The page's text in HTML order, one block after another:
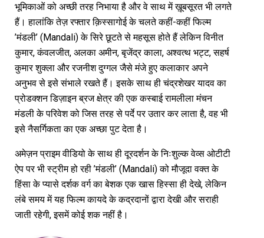
भूमिकाओं को अच्छी तरह निभाया है और वे साथ में ख़ूबसूरत भी लगते
हैं। हालांकि तेज़ रफ्तार क़िस्सागोई के चलते कहीं-कहीं फिल्म
’मंडली’ (Mandali) के सिरे छूटते से महसूस होते हैं लेकिन विनीत
कुमार, कंवलजीत, अलका अमीन, बृजेंद्र काला, अश्वत्थ भट्ट, सहर्ष
कुमार शुक्ला और रजनीश दुग्गल जैसे मंजे हुए कलाकार अपने
अनुभव से इसे संभाले रखते हैं। इसके साथ ही चंद्रशेखर यादव का
प्रोडक्शन डिज़ाइन ब्रज क्षेत्र की एक कस्बाई रामलीला मंचन
मंडली के परिवेश को जिस तरह से पर्दे पर उतार कर लाता है, वह भी
इसे नैसर्गिकता का एक अच्छा पुट देता है।
अमेज़न प्राइम वीडियो के साथ ही दूरदर्शन के निःशुल्क वेव्स ओटीटी
ऐप पर भी स्ट्रीम हो रही ’मंडली’ (Mandali) को मौजूदा वक्त के
हिंसा के प्यासे दर्शक वर्ग का बेशक एक खास हिस्सा ही देखे, लेकिन
लंबे समय में यह फिल्म कायदे के कद्रदानों द्वारा देखी और सराही
जाती रहेगी, इसमें कोई शक नहीं है।